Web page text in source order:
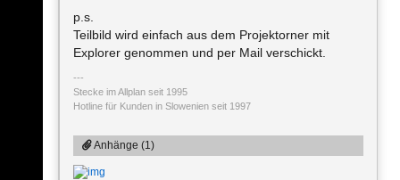
p.s.
Teilbild wird einfach aus dem Projektorner mit
Explorer genommen und per Mail verschickt.
Stecke im Allplan seit 1995
Hotline für Kunden in Slowenien seit 1997
Anhänge (1)